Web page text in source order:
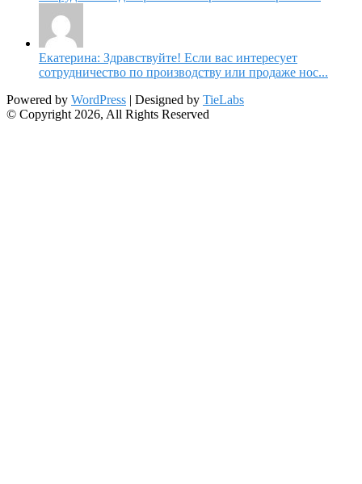
Екатерина: Здравствуйте! Если вас интересует
сотрудничество по производству или продаже нос...
Powered by WordPress | Designed by TieLabs
© Copyright 2026, All Rights Reserved